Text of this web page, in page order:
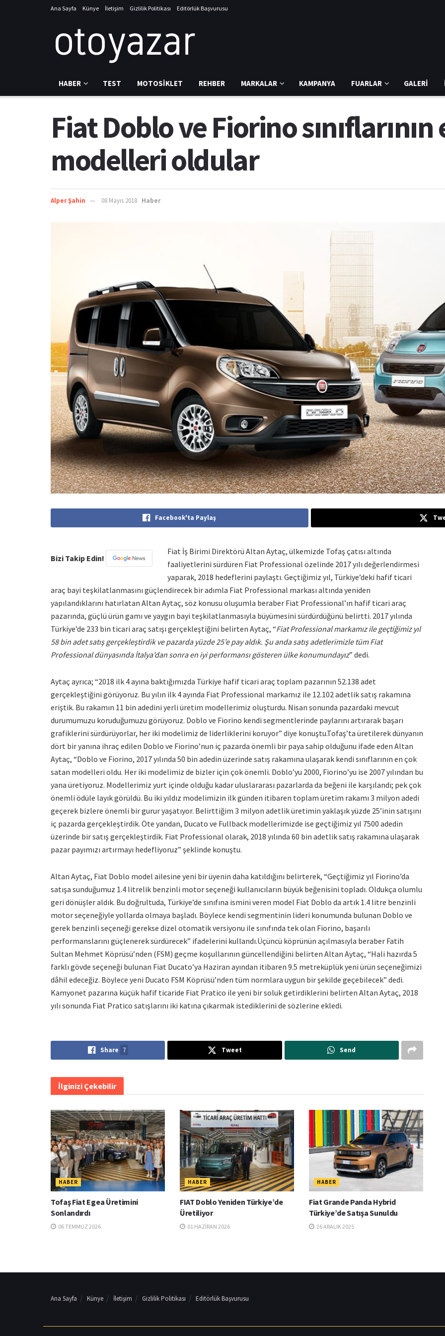
Ana Sayfa Künye İletişim Gizlilik Politikası Editörlük Başvurusu
HABER TEST MOTOSIKLET REHBER MARKALAR KAMPANYA FUARLAR GALERI
Fiat Doblo ve Fiorino
modelleri oldular
Alper Şahin 08 Mayıs 2018 Haber
Facebook'ta Paylaş
Bizi Takip Edin!
Fiat İş Birimi Direktörü Altan Aytaç, ülkemizde Tofaş çatısı altında
faaliyetlerini sürdüren Fiat Professional özelinde 2017 yılı değerlendirmesi
yaparak, 2018 hedeflerini paylaştı. Geçtiğimiz yıl, Türkiye’deki hafif ticari
araç bayi teşkilatlanmasını güçlendirecek bir adımla Fiat Professional markası altında yeniden
yapılandıklarını hatırlatan Altan Aytaç, söz konusu oluşumla beraber Fiat Professional’ın hafif ticari araç
pazarında, güçlü ürün gamı ve yaygın bayi teşkilatlanmasıyla büyümesini sürdürdüğünü belirtti. 2017 yılında
Türkiye’de 233 bin ticari araç satışı gerçekleştiğini belirten Aytaç, “Fiat Professional markamız ile geçtiğimiz yıl
58 bin adet satış gerçekleştirdik ve pazarda yüzde 25’e pay aldık. Şu anda satış adetlerimizle tüm Fiat
Professional dünyasında İtalya’dan sonra en iyi performansı gösteren ülke konumundayız” dedi.
Aytaç ayrıca; “2018 ilk 4 ayına baktığımızda Türkiye hafif ticari araç toplam pazarının 52.138 adet
gerçekleştiğini görüyoruz. Bu yılın ilk 4 ayında Fiat Professional markamız ile 12.102 adetlik satış rakamına
eriştik. Bu rakamın 11 bin adedini yerli üretim modellerimiz oluşturdu. Nisan sonunda pazardaki mevcut
durumumuzu koruduğumuzu görüyoruz. Doblo ve Fiorino kendi segmentlerinde paylarını artırarak başarı
grafiklerini sürdürüyorlar, her iki modelimiz de liderliklerini koruyor” diye konuştu.Tofaş’ta üretilerek dünyanın
dört bir yanına ihraç edilen Doblo ve Fiorino’nun iç pazarda önemli bir paya sahip olduğunu ifade eden Altan
Aytaç, “Doblo ve Fiorino, 2017 yılında 50 bin adedin üzerinde satış rakamına ulaşarak kendi sınıflarının en çok
satan modelleri oldu. Her iki modelimiz de bizler için çok önemli. Doblo’yu 2000, Fiorino’yu ise 2007 yılından bu
yana üretiyoruz. Modellerimiz yurt içinde olduğu kadar uluslararası pazarlarda da beğeni ile karşılandı; pek çok
önemli ödüle layık görüldü. Bu iki yıldız modelimizin ilk günden itibaren toplam üretim rakamı 3 milyon adedi
geçerek bizlere önemli bir gurur yaşatıyor. Belirttiğim 3 milyon adetlik üretimin yaklaşık yüzde 25’inin satışını
iç pazarda gerçekleştirdik. Öte yandan, Ducato ve Fullback modellerimizde ise geçtiğimiz yıl 7500 adedin
üzerinde bir satış gerçekleştirdik. Fiat Professional olarak, 2018 yılında 60 bin adetlik satış rakamına ulaşarak
pazar payımızı artırmayı hedefliyoruz” şeklinde konuştu.
Altan Aytaç, Fiat Doblo model ailesine yeni bir üyenin daha katıldığını belirterek, “Geçtiğimiz yıl Fiorino’da
satışa sunduğumuz 1.4 litrelik benzinli motor seçeneği kullanıcıların büyük beğenisini topladı. Oldukça olumlu
geri dönüşler aldık. Bu doğrultuda, Türkiye’de sınıfına ismini veren model Fiat Doblo da artık 1.4 litre benzinli
motor seçeneğiyle yollarda olmaya başladı. Böylece kendi segmentinin lideri konumunda bulunan Doblo ve
gerek benzinli seçeneği gerekse dizel otomatik versiyonu ile sınıfında tek olan Fiorino, başarılı
performanslarını güçlenerek sürdürecek” ifadelerini kullandı.Üçüncü köprünün açılmasıyla beraber Fatih
Sultan Mehmet Köprüsü’nden (FSM) geçme koşullarının güncellendiğini belirten Altan Aytaç, “Hali hazırda 5
farklı gövde seçeneği bulunan Fiat Ducato’ya Haziran ayından itibaren 9.5 metreküplük yeni ürün seçeneğimizi
dâhil edeceğiz. Böylece yeni Ducato FSM Köprüsü’nden tüm normlara uygun bir şekilde geçebilecek” dedi.
Kamyonet pazarına küçük hafif ticaride Fiat Pratico ile yeni bir soluk getirdiklerini belirten Altan Aytaç, 2018
yılı sonunda Fiat Pratico satışlarını iki katına çıkarmak istediklerini de sözlerine ekledi.
Share 7 Tweet Send
İlginizi Çekebilir
HABER
Tofaş Fiat Egea Üretimini
Sonlandırdı
06 TEMMUZ 2026
HABER
FIAT Doblo Yeniden Türkiye’de
Üretiliyor
01 HAZIRAN 2026
HABER
Fiat Grande Panda Hybrid
Türkiye’de Satışa Sunuldu
26 ARALIK 2025
Ana Sayfa Künye İletişim Gizlilik Politikası Editörlük Başvurusu